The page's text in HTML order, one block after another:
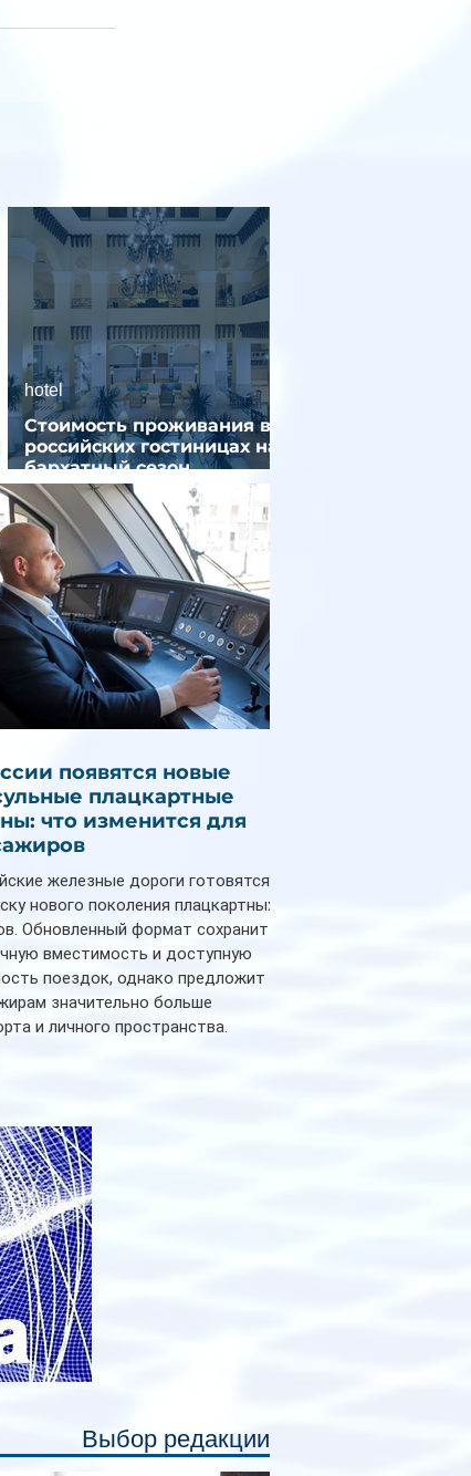
Стоимость проживания в
российских гостиницах на
бархатный сезон
снизилась на 9%
hotel
появятся новые
плацкартные
что изменится для
железные дороги готовятся
нового поколения плацкартных
Обновленный формат сохранит
вместимость и доступную
поездок, однако предложит
значительно больше
и личного пространства.
шторки у каждого
места. Они позволят
закрыть свою полку во
или отдыха, создав ощуще
Выбор редакции